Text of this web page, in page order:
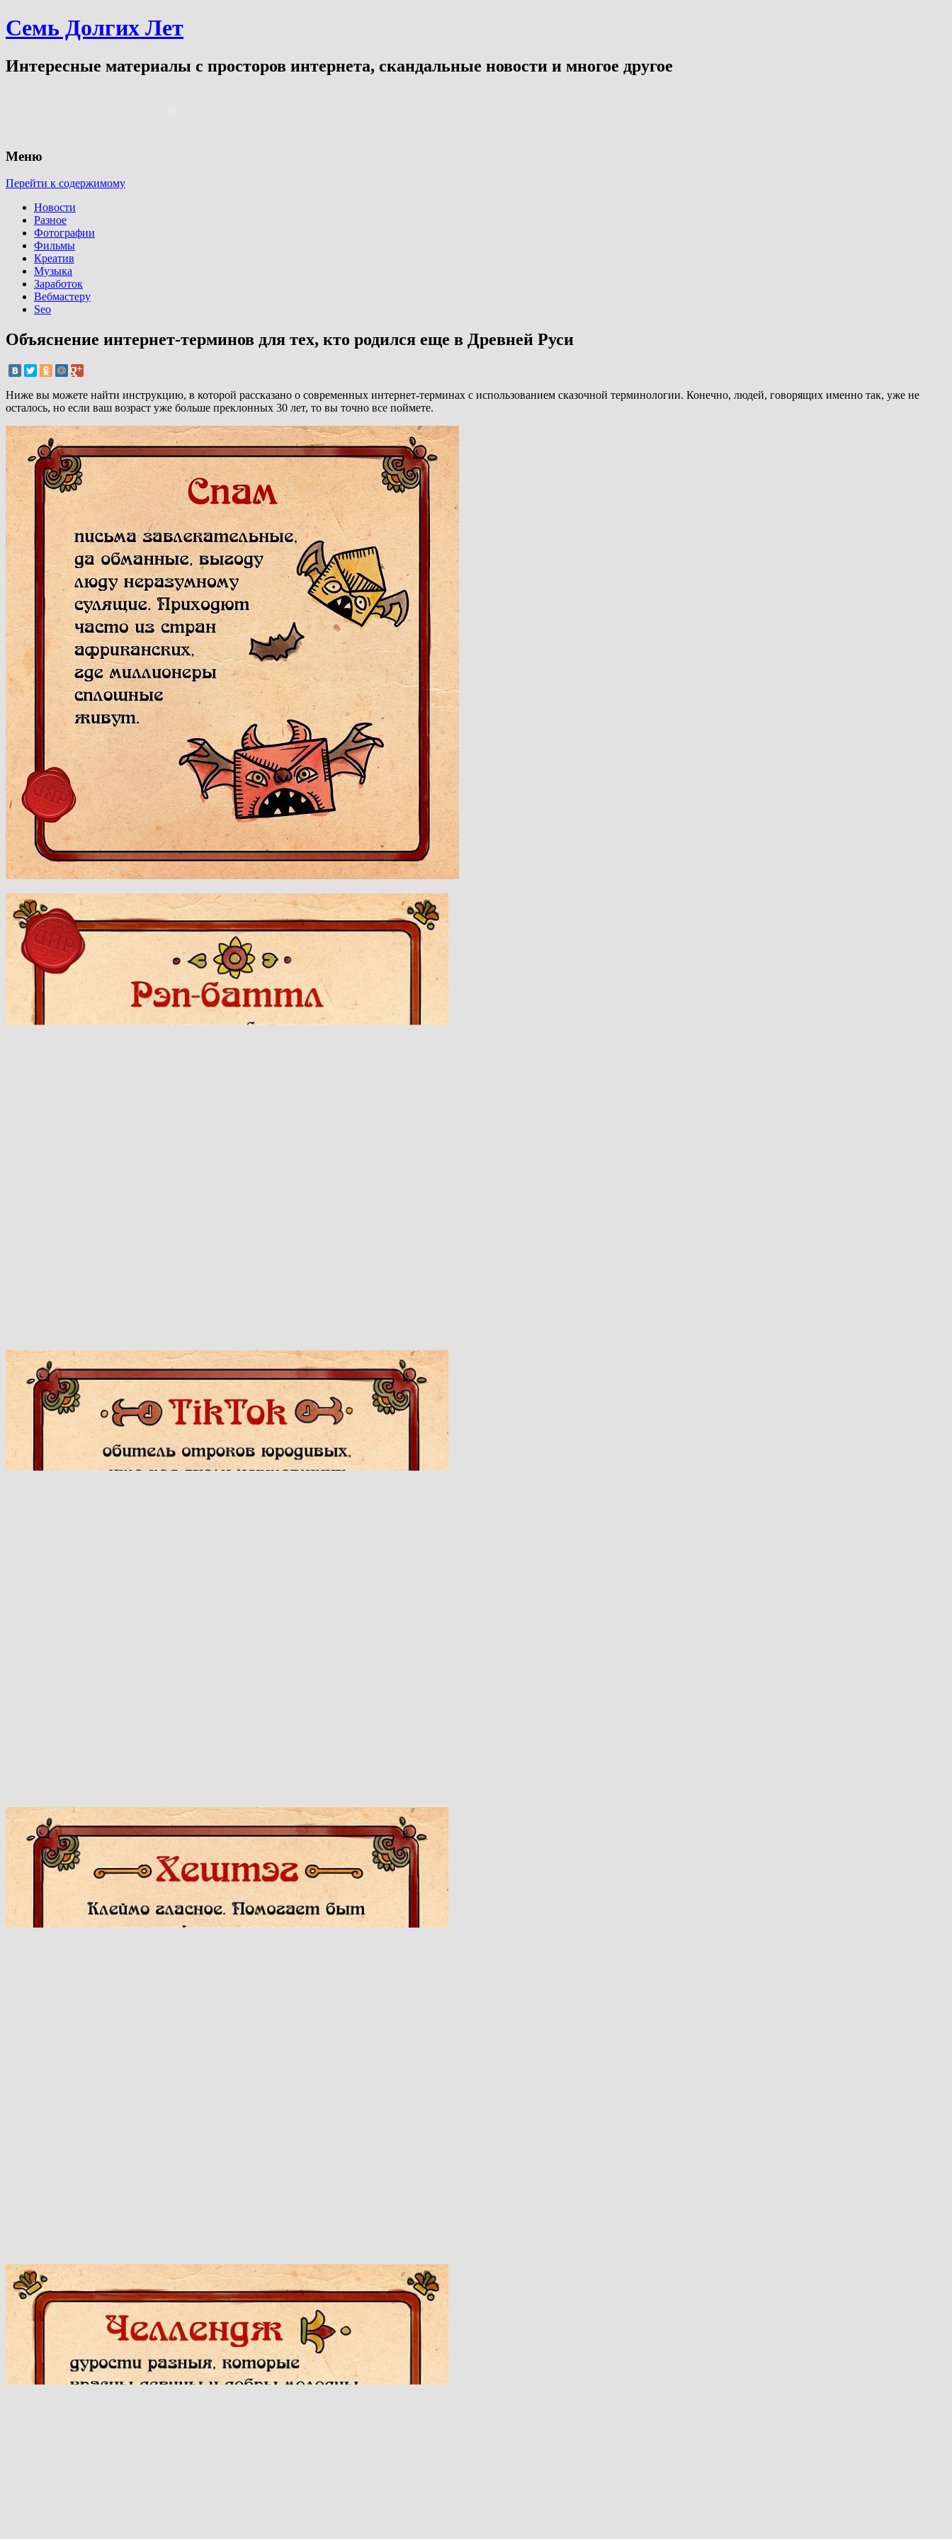
Семь Долгих Лет
Интересные материалы с просторов интернета, скандальные новости и многое другое
Меню
Перейти к содержимому
Новости
Разное
Фотографии
Фильмы
Креатив
Музыка
Заработок
Вебмастеру
Seo
Объяснение интернет-терминов для тех, кто родился еще в Древней Руси
Ниже вы можете найти инструкцию, в которой рассказано о современных интернет-терминах с использованием сказочной терминологии. Конечно, людей, говорящих именно так, уже не
осталось, но если ваш возраст уже больше преклонных 30 лет, то вы точно все поймете.